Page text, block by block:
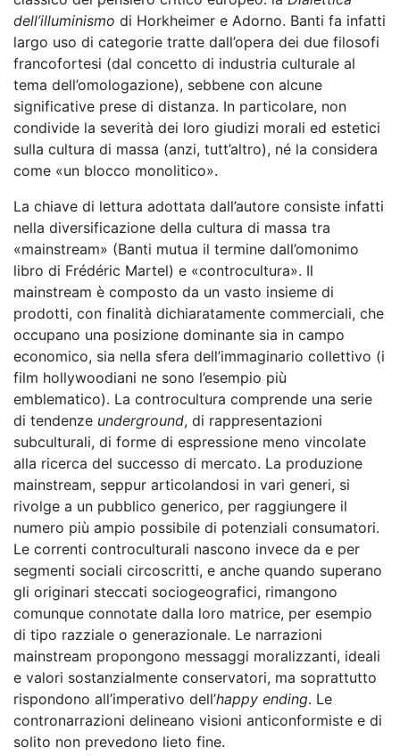
dell’illuminismo di Horkheimer e Adorno. Banti fa infatti
largo uso di categorie tratte dall’opera dei due filosofi
francofortesi (dal concetto di industria culturale al
tema dell’omologazione), sebbene con alcune
significative prese di distanza. In particolare, non
condivide la severità dei loro giudizi morali ed estetici
sulla cultura di massa (anzi, tutt’altro), né la considera
come «un blocco monolitico».
La chiave di lettura adottata dall’autore consiste infatti
nella diversificazione della cultura di massa tra
«mainstream» (Banti mutua il termine dall’omonimo
libro di Frédéric Martel) e «controcultura». Il
mainstream è composto da un vasto insieme di
prodotti, con finalità dichiaratamente commerciali, che
occupano una posizione dominante sia in campo
economico, sia nella sfera dell’immaginario collettivo (i
film hollywoodiani ne sono l’esempio più
emblematico). La controcultura comprende una serie
di tendenze underground, di rappresentazioni
subculturali, di forme di espressione meno vincolate
alla ricerca del successo di mercato. La produzione
mainstream, seppur articolandosi in vari generi, si
rivolge a un pubblico generico, per raggiungere il
numero più ampio possibile di potenziali consumatori.
Le correnti controculturali nascono invece da e per
segmenti sociali circoscritti, e anche quando superano
gli originari steccati sociogeografici, rimangono
comunque connotate dalla loro matrice, per esempio
di tipo razziale o generazionale. Le narrazioni
mainstream propongono messaggi moralizzanti, ideali
e valori sostanzialmente conservatori, ma soprattutto
rispondono all’imperativo dell’happy ending. Le
contronarrazioni delineano visioni anticonformiste e di
solito non prevedono lieto fine.